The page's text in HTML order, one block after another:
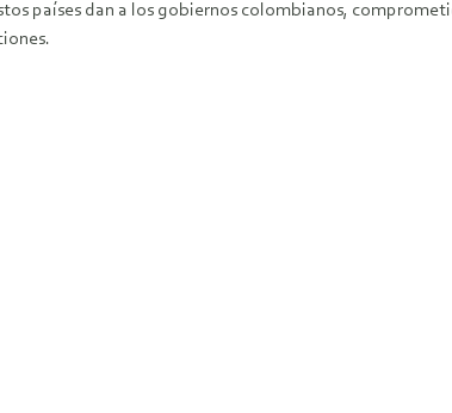
países dan a los gobiernos colombianos,